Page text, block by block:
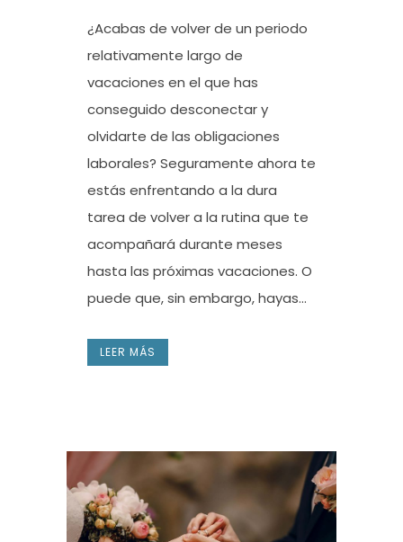
¿Acabas de volver de un periodo
relativamente largo de
vacaciones en el que has
conseguido desconectar y
olvidarte de las obligaciones
laborales? Seguramente ahora te
estás enfrentando a la dura
tarea de volver a la rutina que te
acompañará durante meses
hasta las próximas vacaciones. O
puede que, sin embargo, hayas...
LEER MÁS